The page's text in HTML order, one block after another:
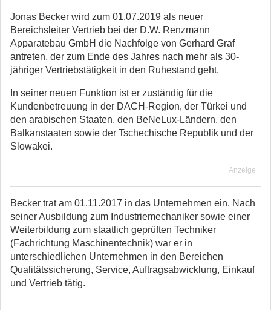
Jonas Becker wird zum 01.07.2019 als neuer
Bereichsleiter Vertrieb bei der D.W. Renzmann
Apparatebau GmbH die Nachfolge von Gerhard Graf
antreten, der zum Ende des Jahres nach mehr als 30-
jähriger Vertriebstätigkeit in den Ruhestand geht.
In seiner neuen Funktion ist er zuständig für die
Kundenbetreuung in der DACH-Region, der Türkei und
den arabischen Staaten, den BeNeLux-Ländern, den
Balkanstaaten sowie der Tschechische Republik und der
Slowakei.
Anzeige
Becker trat am 01.11.2017 in das Unternehmen ein. Nach
seiner Ausbildung zum Industriemechaniker sowie einer
Weiterbildung zum staatlich geprüften Techniker
(Fachrichtung Maschinentechnik) war er in
unterschiedlichen Unternehmen in den Bereichen
Qualitätssicherung, Service, Auftragsabwicklung, Einkauf
und Vertrieb tätig.